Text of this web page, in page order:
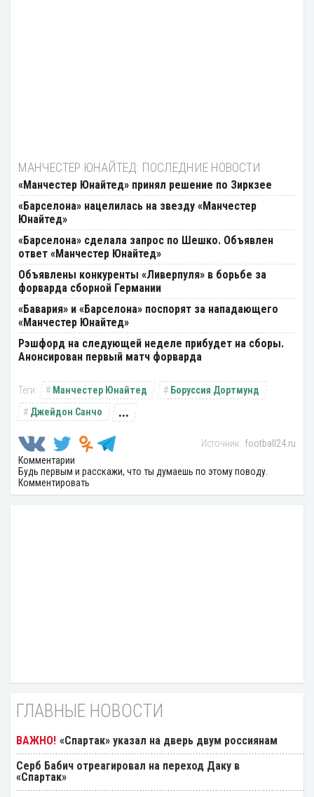
МАНЧЕСТЕР ЮНАЙТЕД: ПОСЛЕДНИЕ НОВОСТИ
«Манчестер Юнайтед» принял решение по Зиркзее
«Барселона» нацелилась на звезду «Манчестер
Юнайтед»
«Барселона» сделала запрос по Шешко. Объявлен
ответ «Манчестер Юнайтед»
Объявлены конкуренты «Ливерпуля» в борьбе за
форварда сборной Германии
«Бавария» и «Барселона» поспорят за нападающего
«Манчестер Юнайтед»
Рэшфорд на следующей неделе прибудет на сборы.
Анонсирован первый матч форварда
Манчестер Юнайтед
Боруссия Дортмунд
Джейдон Санчо
...
football24.ru
Комментарии
Будь первым и расскажи, что ты думаешь по этому поводу.
Комментировать
ГЛАВНЫЕ НОВОСТИ
«Спартак» указал на дверь двум россиянам
Серб Бабич отреагировал на переход Даку в
«Спартак»